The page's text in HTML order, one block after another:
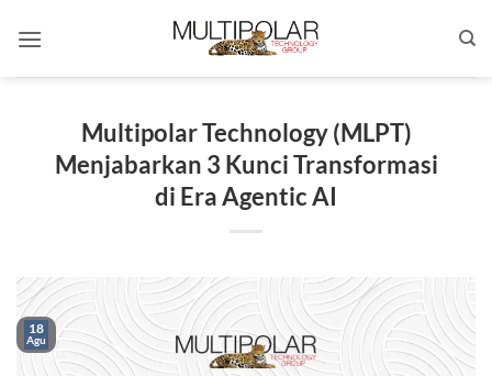
Multipolar Technology (MLPT)
Menjabarkan 3 Kunci Transformasi
di Era Agentic AI
18
Agu